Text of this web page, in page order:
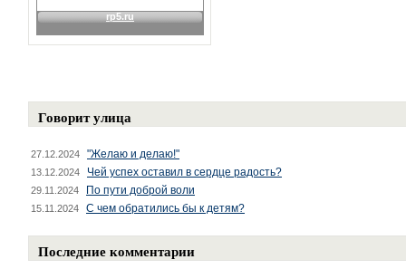
Говорит улица
27.12.2024 "Желаю и делаю!"
13.12.2024 Чей успех оставил в сердце радость?
29.11.2024 По пути доброй воли
15.11.2024 С чем обратились бы к детям?
Последние комментарии